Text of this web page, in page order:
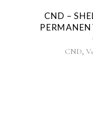
CND –
CND,